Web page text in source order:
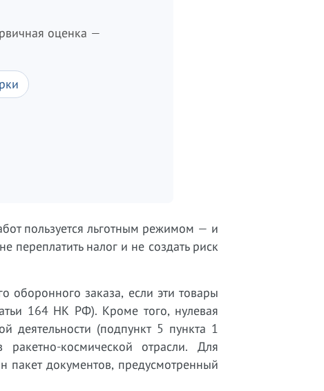
оценка —
пользуется льготным режимом — и
налог и не создать риск
оборонного заказа, если эти товары
164 НК РФ). Кроме того, нулевая
деятельности (подпункт 5 пункта 1
космической отрасли. Для
пакет документов, предусмотренный